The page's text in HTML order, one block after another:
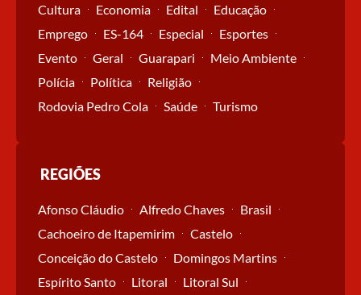
Cultura
Economia Edital
Educação
Emprego
ES-164 Especial
Esportes
Evento
Geral Guarapari
Meio Ambiente
Polícia
Política
Religião
Rodovia Pedro Cola
Saúde Turismo
REGIÕES
Afonso Cláudio Alfredo Chaves
Brasil
Cachoeiro de Itapemirim
Castelo
Conceição do Castelo
Domingos Martins
Espírito Santo
Litoral
Litoral Sul